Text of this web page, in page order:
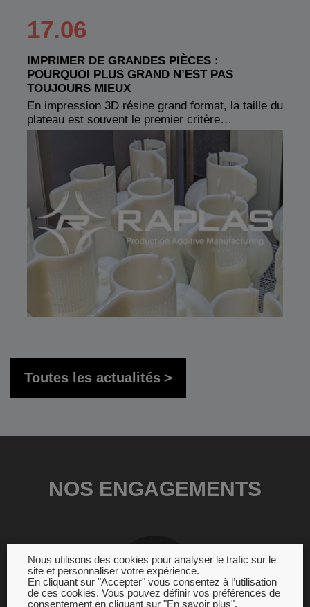
17.06
IMPRIMER DE GRANDES PIÈCES :
POURQUOI PLUS GRAND N’EST PAS
TOUJOURS MIEUX
En impression 3D résine grand format, la taille du
plateau est souvent le premier critère…
Toutes les actualités
NOS ENGAGEMENTS
Nous utilisons des cookies pour analyser le trafic sur le
site et personnaliser votre expérience.
En cliquant sur "Accepter" vous consentez à l’utilisation
de ces cookies. Vous pouvez définir vos préférences de
consentement en cliquant sur "En savoir plus".